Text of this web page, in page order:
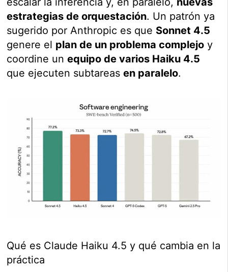
estrategias de orquestación. Un patrón ya
sugerido por Anthropic es que Sonnet 4.5
genere el plan de un problema complejo y
coordine unequipo de varios Haiku 4.5
que ejecuten subtareasen paralelo.
Qué es Claude Haiku 4.5 y qué cambia en la
práctica